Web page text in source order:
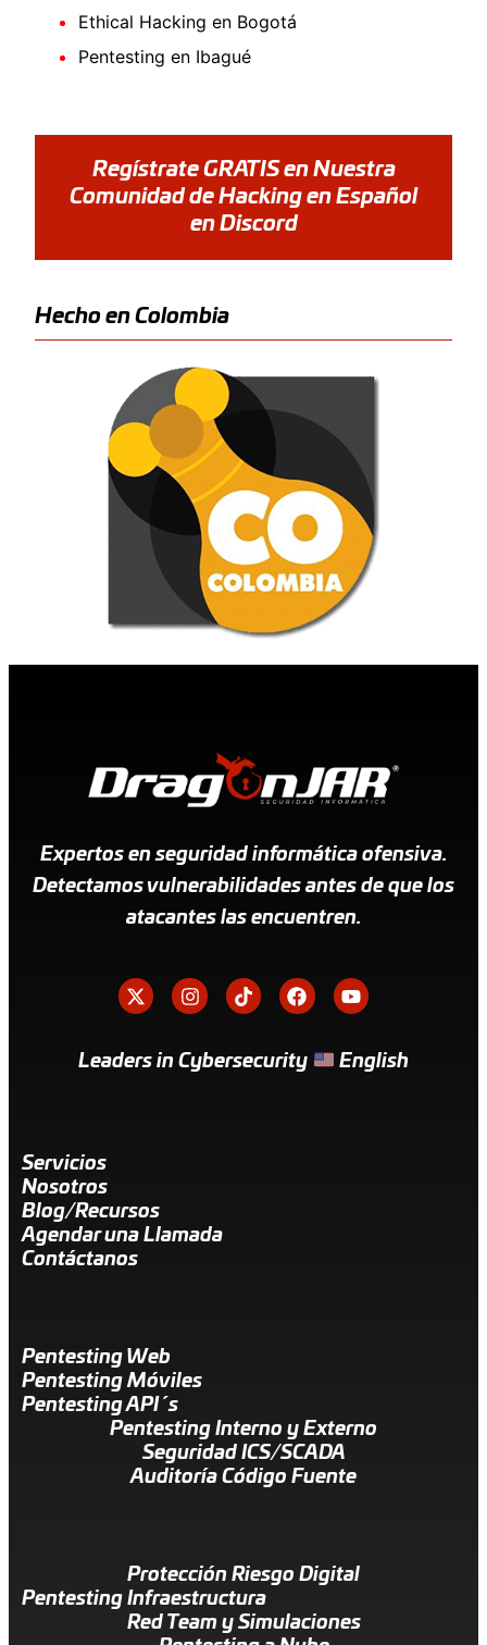
Ethical Hacking en Bogotá
Pentesting en Ibagué
Regístrate GRATIS en Nuestra
Comunidad de Hacking en Español
en Discord
Hecho en Colombia
Expertos en seguridad informática ofensiva.
Detectamos vulnerabilidades antes de que los
atacantes las encuentren.
Leaders in Cybersecurity English
Servicios
Nosotros
Blog/Recursos
Agendar una Llamada
Contáctanos
Pentesting Web
Pentesting Móviles
Pentesting API´s
Pentesting Interno y Externo
Seguridad ICS/SCADA
Auditoría Código Fuente
Protección Riesgo Digital
Pentesting Infraestructura
Red Team y Simulaciones